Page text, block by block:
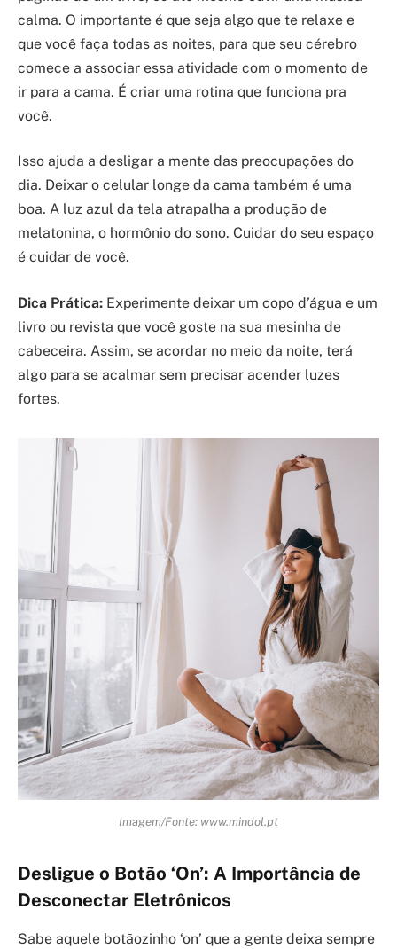
calma. O importante é que seja algo que te relaxe e
que você faça todas as noites, para que seu cérebro
comece a associar essa atividade com o momento de
ir para a cama. É criar uma rotina que funciona pra
você.
Isso ajuda a desligar a mente das preocupações do
dia. Deixar o celular longe da cama também é uma
boa. A luz azul da tela atrapalha a produção de
melatonina, o hormônio do sono. Cuidar do seu espaço
é cuidar de você.
Dica Prática: Experimente deixar um copo d’água e um
livro ou revista que você goste na sua mesinha de
cabeceira. Assim, se acordar no meio da noite, terá
algo para se acalmar sem precisar acender luzes
fortes.
Imagem/Fonte: www.mindol.pt
Desligue o Botão ‘On’: A Importância de
Desconectar Eletrônicos
Sabe aquele botãozinho ‘on’ que a gente deixa sempre